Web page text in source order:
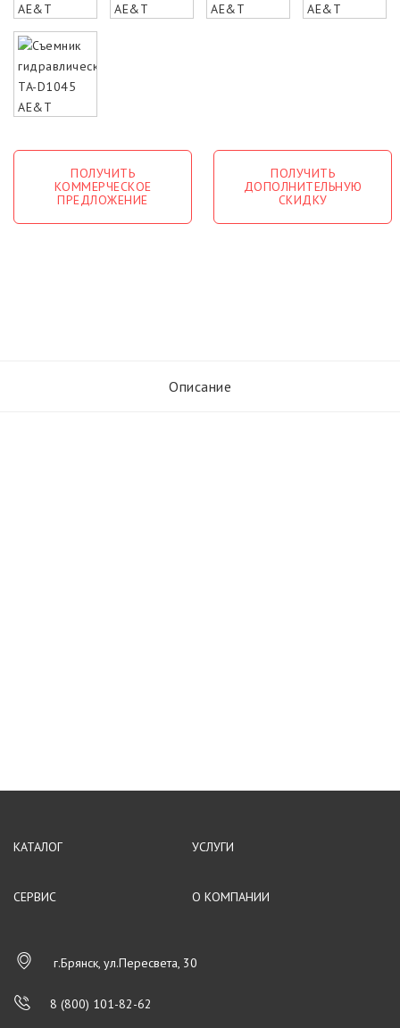
ПОЛУЧИТЬ
КОММЕРЧЕСКОЕ
ПРЕДЛОЖЕНИЕ
ПОЛУЧИТЬ
ДОПОЛНИТЕЛЬНУЮ
СКИДКУ
Описание
КАТАЛОГ УСЛУГИ
СЕРВИС О КОМПАНИИ
г.Брянск, ул.Пересвета, 30
8 (800) 101-82-62